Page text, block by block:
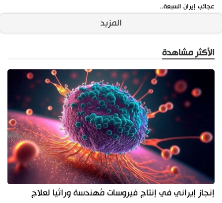
عجائب إيران السبعة..
المزيد
الأكثر مشاهدة
إنجاز إيراني في إنتاج فيروسات مُهندسة وراثيا لعلاج